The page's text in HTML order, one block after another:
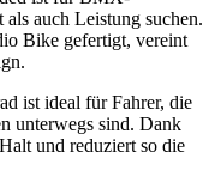
auch Leistung suchen.
Bike gefertigt, vereint
ist ideal für Fahrer, die
unterwegs sind. Dank
und reduziert so die